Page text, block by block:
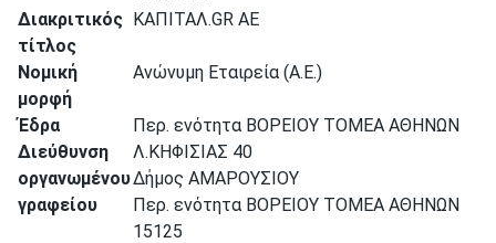
Διακριτικός
τίτλος
ΚΑΠΙΤΑΛ.GR AE
Νομική
μορφή
Ανώνυμη Εταιρεία (Α.Ε.)
Έδρα
Περ. ενότητα ΒΟΡΕΙΟΥ ΤΟΜΕΑ ΑΘΗΝΩΝ
Διεύθυνση
οργανωμένου
γραφείου
Λ.ΚΗΦΙΣΙΑΣ 40
Δήμος ΑΜΑΡΟΥΣΙΟΥ
Περ. ενότητα ΒΟΡΕΙΟΥ ΤΟΜΕΑ ΑΘΗΝΩΝ
15125